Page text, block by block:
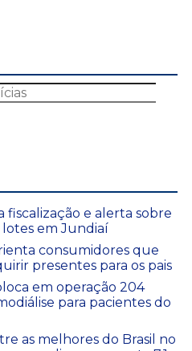
e alerta sobre
em Jundiaí
consumidores que
presentes para os pais
em operação 204
para pacientes do
as melhores do Brasil no